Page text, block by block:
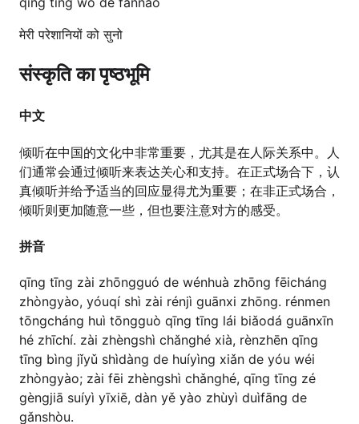
मेरी परेशानियों को सुनो
संस्कृति का पृष्ठभूमि
中文
倾听在中国的文化中非常重要，尤其是在人际关系中。人
们通常会通过倾听来表达关心和支持。在正式场合下，认
真倾听并给予适当的回应显得尤为重要；在非正式场合，
倾听则更加随意一些，但也要注意对方的感受。
拼音
qīng tīng zài zhōngguó de wénhuà zhōng fēicháng
zhòngyào, yóuqí shì zài rénjì guānxi zhōng. rénmen
tōngcháng huì tōngguò qīng tīng lái biǎodá guānxīn
hé zhīchí. zài zhèngshì chǎnghé xià, rènzhēn qīng
tīng bìng jǐyǔ shìdàng de huíyìng xiǎn de yóu wéi
zhòngyào; zài fēi zhèngshì chǎnghé, qīng tīng zé
gèngjiā suíyì yīxiē, dàn yě yào zhùyì duìfāng de
gǎnshòu.